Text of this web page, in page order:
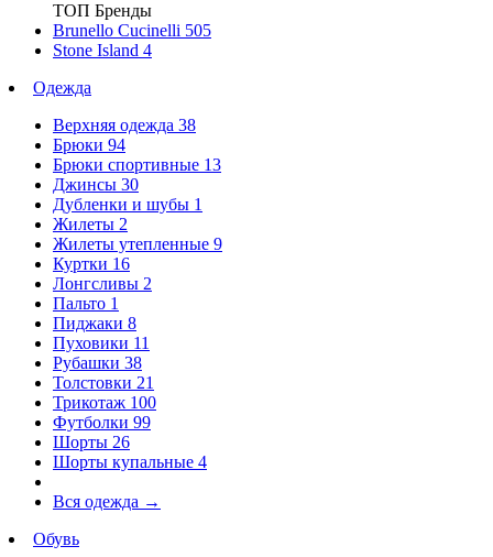
ТОП Бренды
Brunello Cucinelli 505
Stone Island 4
Одежда
Верхняя одежда 38
Брюки 94
Брюки спортивные 13
Джинсы 30
Дубленки и шубы 1
Жилеты 2
Жилеты утепленные 9
Куртки 16
Лонгсливы 2
Пальто 1
Пиджаки 8
Пуховики 11
Рубашки 38
Толстовки 21
Трикотаж 100
Футболки 99
Шорты 26
Шорты купальные 4
Вся одежда →
Обувь